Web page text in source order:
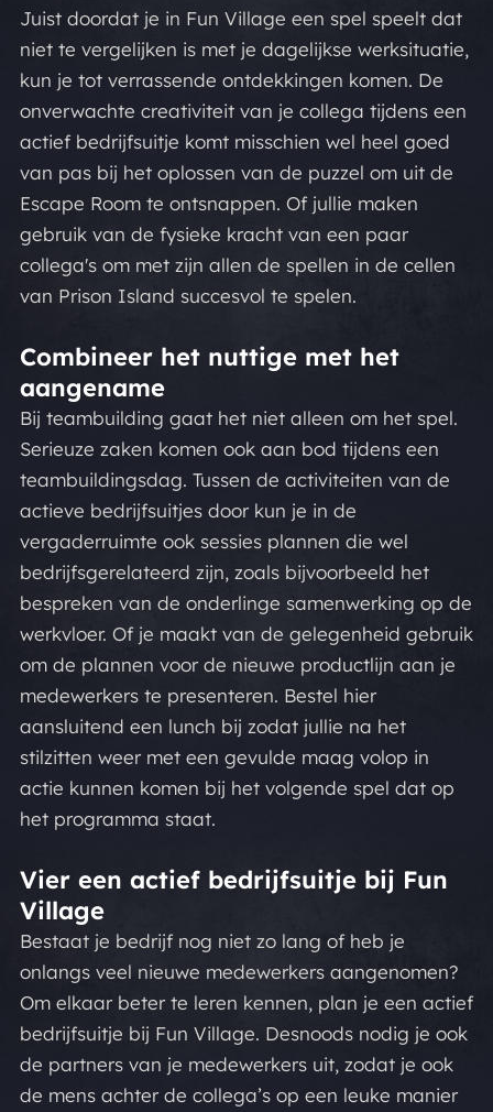
Juist doordat je in Fun Village een spel speelt dat
niet te vergelijken is met je dagelijkse werksituatie,
kun je tot verrassende ontdekkingen komen. De
onverwachte creativiteit van je collega tijdens een
actief bedrijfsuitje komt misschien wel heel goed
van pas bij het oplossen van de puzzel om uit de
Escape Room te ontsnappen. Of jullie maken
gebruik van de fysieke kracht van een paar
collega's om met zijn allen de spellen in de cellen
van Prison Island succesvol te spelen.
Combineer het nuttige met het
aangename
Bij teambuilding gaat het niet alleen om het spel.
Serieuze zaken komen ook aan bod tijdens een
teambuildingsdag. Tussen de activiteiten van de
actieve bedrijfsuitjes door kun je in de
vergaderruimte ook sessies plannen die wel
bedrijfsgerelateerd zijn, zoals bijvoorbeeld het
bespreken van de onderlinge samenwerking op de
werkvloer. Of je maakt van de gelegenheid gebruik
om de plannen voor de nieuwe productlijn aan je
medewerkers te presenteren. Bestel hier
aansluitend een lunch bij zodat jullie na het
stilzitten weer met een gevulde maag volop in
actie kunnen komen bij het volgende spel dat op
het programma staat.
Vier een actief bedrijfsuitje bij Fun
Village
Bestaat je bedrijf nog niet zo lang of heb je
onlangs veel nieuwe medewerkers aangenomen?
Om elkaar beter te leren kennen, plan je een actief
bedrijfsuitje bij Fun Village. Desnoods nodig je ook
de partners van je medewerkers uit, zodat je ook
de mens achter de collega’s op een leuke manier